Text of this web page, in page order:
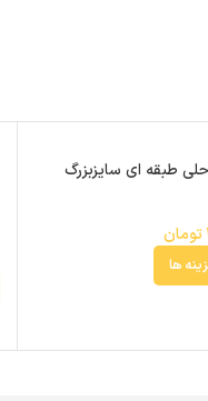
طبقه ای سایزبزرگ
تومان
ها